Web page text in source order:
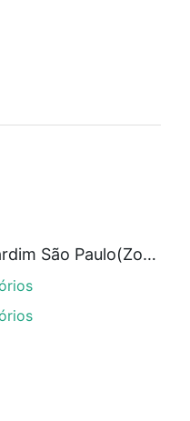
Mais apartamentos em Jardim São Paulo(Zona Norte)